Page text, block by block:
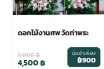
ดอกไม้งานศพ วัดท่าพระ
6,000฿
4,500฿
มัดจำเพียง
฿900